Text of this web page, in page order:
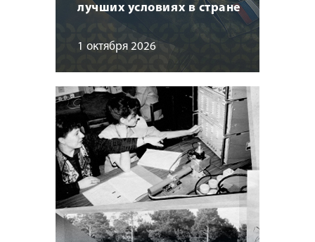
лучших условиях в стране
1 октября 2026